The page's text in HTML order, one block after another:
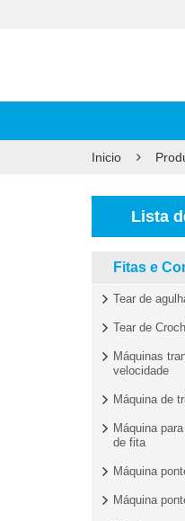
Inicio
Lista
Fitas e
Tear de
Tear de
Máquinas
velocidade
Máquina de
Máquina
de fita
Máquina
Máquina